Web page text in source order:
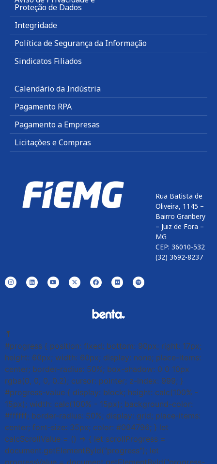
Proteção de Dados
Integridade
Política de Segurança da Informação
Sindicatos Filiados
Calendário da Indústria
Pagamento RPA
Pagamento a Empresas
Licitações e Compras
Rua Batista de
Oliveira, 1145 –
Bairro Granbery
– Juiz de Fora –
MG
CEP: 36010-532
(32) 3692-8237
⤒
#progress { position: fixed; bottom: 90px; right: 17px;
height: 60px; width: 60px; display: none; place-items:
center; border-radius: 50%; box-shadow: 0 0 10px
rgba(0, 0, 0, 0.2); cursor: pointer; z-index: 999; }
#progress-value { display: block; height: calc(100% -
15px); width: calc(100% - 15px); background-color:
#ffffff; border-radius: 50%; display: grid; place-items:
center; font-size: 35px; color: #004796; } let
calcScrollValue = () => { let scrollProgress =
document.getElementById("progress"); let